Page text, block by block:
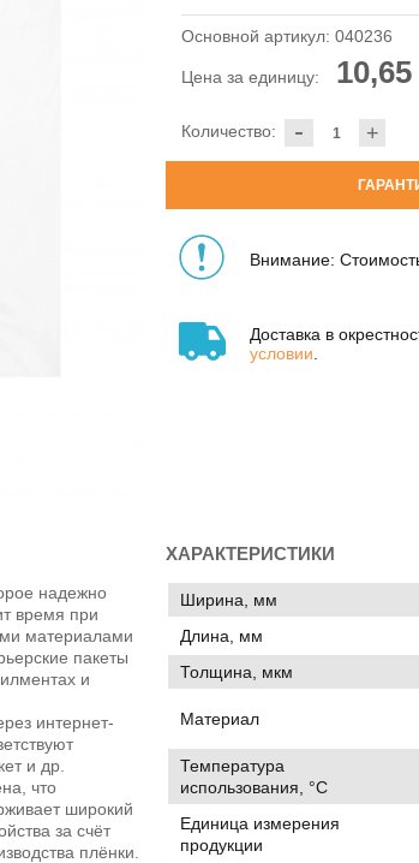
Основной артикул: 040236
Цена за единицу:
- +
Количество:
Внимание:
Доставка в
условии
надежно
время при
материалами
пакеты
и
интернет-
и др.
что
широкий
за счёт
плёнки.
ХАРАКТЕРИСТИКИ
Ширина, мм
Длина, мм
Толщина, мкм
Материал
Температура
использования, °C
Единица измерения
продукции